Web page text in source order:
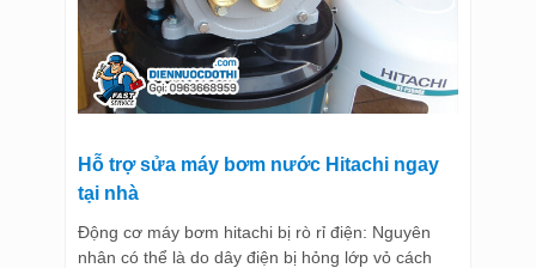
Hỗ trợ sửa máy bơm nước Hitachi ngay
tại nhà
Động cơ máy bơm hitachi bị rò rỉ điện: Nguyên
nhân có thể là do dây điện bị hỏng lớp vỏ cách